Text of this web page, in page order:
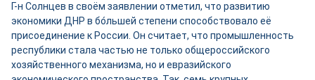
Г-н Солнцев в своём заявлении отметил, что развитию
экономики ДНР в бо́льшей степени способствовало её
присоединение к России. Он считает, что промышленность
республики стала частью не только общероссийского
хозяйственного механизма, но и евразийского